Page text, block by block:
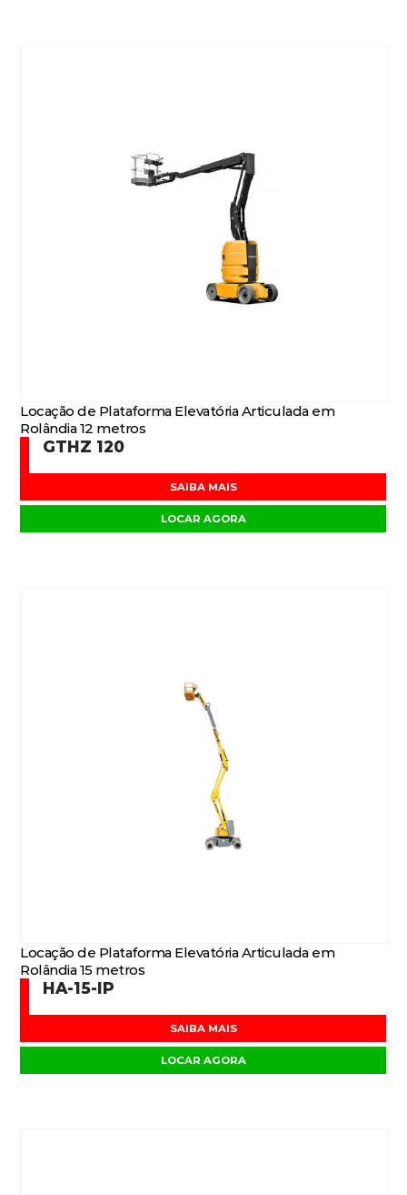
Locação de Plataforma Elevatória Articulada em
Rolândia 12 metros
GTHZ 120
SAIBA MAIS
LOCAR AGORA
Locação de Plataforma Elevatória Articulada em
Rolândia 15 metros
HA-15-IP
SAIBA MAIS
LOCAR AGORA